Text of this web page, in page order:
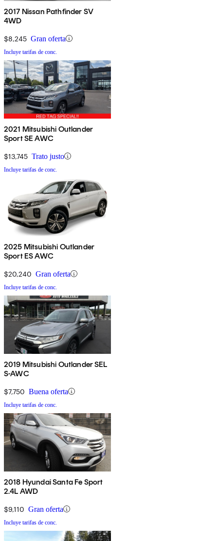
2017 Nissan Pathfinder SV
4WD
$8,245 Gran oferta
Incluye tarifas de conc.
2021 Mitsubishi Outlander
Sport SE AWC
$13,745 Trato justo
Incluye tarifas de conc.
2025 Mitsubishi Outlander
Sport ES AWC
$20,240 Gran oferta
Incluye tarifas de conc.
2019 Mitsubishi Outlander SEL
S-AWC
$7,750 Buena oferta
Incluye tarifas de conc.
2018 Hyundai Santa Fe Sport
2.4L AWD
$9,110 Gran oferta
Incluye tarifas de conc.